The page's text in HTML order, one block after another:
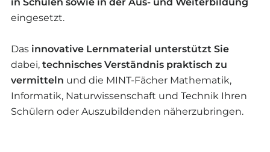
eingesetzt.
Das innovative Lernmaterial unterstützt Sie
dabei, technisches Verständnis praktisch zu
vermitteln und die MINT-Fächer Mathematik,
Informatik, Naturwissenschaft und Technik Ihren
Schülern oder Auszubildenden näherzubringen.